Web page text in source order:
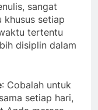
sangat
khusus setiap
tertentu
disiplin dalam
: Cobalah untuk
setiap hari,